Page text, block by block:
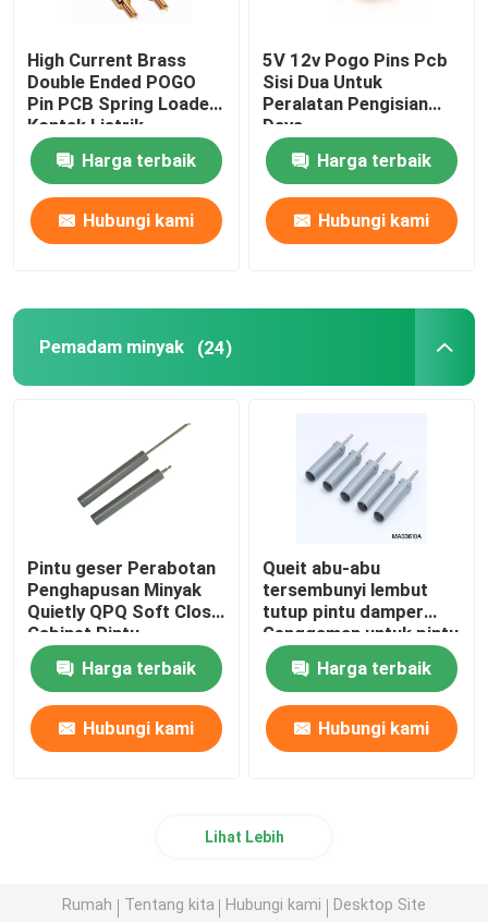
High Current Brass
Double Ended POGO
Pin PCB Spring Loaded
Kontak Listrik
Harga terbaik
Hubungi kami
5V 12v Pogo Pins Pcb
Sisi Dua Untuk
Peralatan Pengisian
Daya
Harga terbaik
Hubungi kami
Pemadam minyak (24)
Pintu geser Perabotan
Penghapusan Minyak
Quietly QPQ Soft Close
Cabinet Pintu
Penghapusan
Harga terbaik
Hubungi kami
Queit abu-abu
tersembunyi lembut
tutup pintu damper
Genggaman untuk pintu
geser dan pintu
furniturHarga terbaik
Hubungi kami
Lihat Lebih
Rumah Tentang kita Hubungi kami Desktop Site